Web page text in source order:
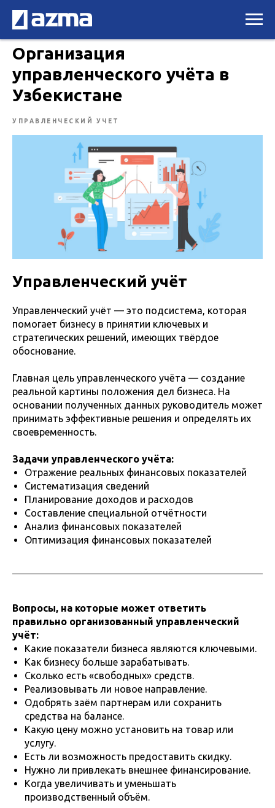
Организация
управленческого учёта в
Узбекистане
УПРАВЛЕНЧЕСКИЙ УЧЕТ
Управленческий учёт
Управленческий учёт — это подсистема, которая
помогает бизнесу в принятии ключевых и
стратегических решений, имеющих твёрдое
обоснование.
Главная цель управленческого учёта — создание
реальной картины положения дел бизнеса. На
основании полученных данных руководитель может
принимать эффективные решения и определять их
своевременность.
Задачи управленческого учёта:
Отражение реальных финансовых показателей
Систематизация сведений
Планирование доходов и расходов
Составление специальной отчётности
Анализ финансовых показателей
Оптимизация финансовых показателей
Вопросы, на которые может ответить
правильно организованный управленческий
учёт:
Какие показатели бизнеса являются ключевыми.
Как бизнесу больше зарабатывать.
Сколько есть «свободных» средств.
Реализовывать ли новое направление.
Одобрять заём партнерам или сохранить
средства на балансе.
Какую цену можно установить на товар или
услугу.
Есть ли возможность предоставить скидку.
Нужно ли привлекать внешнее финансирование.
Когда увеличивать и уменьшать
производственный объём.